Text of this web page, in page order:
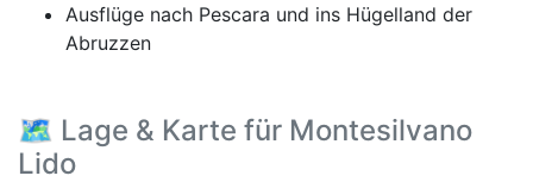
Ausflüge nach Pescara und ins Hügelland der
Abruzzen
🗺️ Lage & Karte für Montesilvano
Lido